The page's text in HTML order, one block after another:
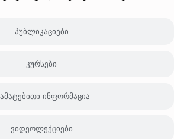
პუბლიკაციები
კურსები
ინფორმაცია
ვიდეოლექციები